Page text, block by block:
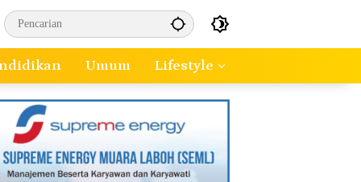
Umum Lifestyle